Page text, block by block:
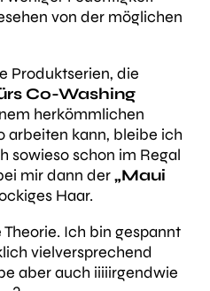
von der möglichen
Produktserien, die
Co-Washing
herkömmlichen
arbeiten kann, bleibe ich
sowieso schon im Regal
mir dann der„Maui
Haar.
Ich bin gespannt
vielversprechend
aber auch iiiiirgendwie